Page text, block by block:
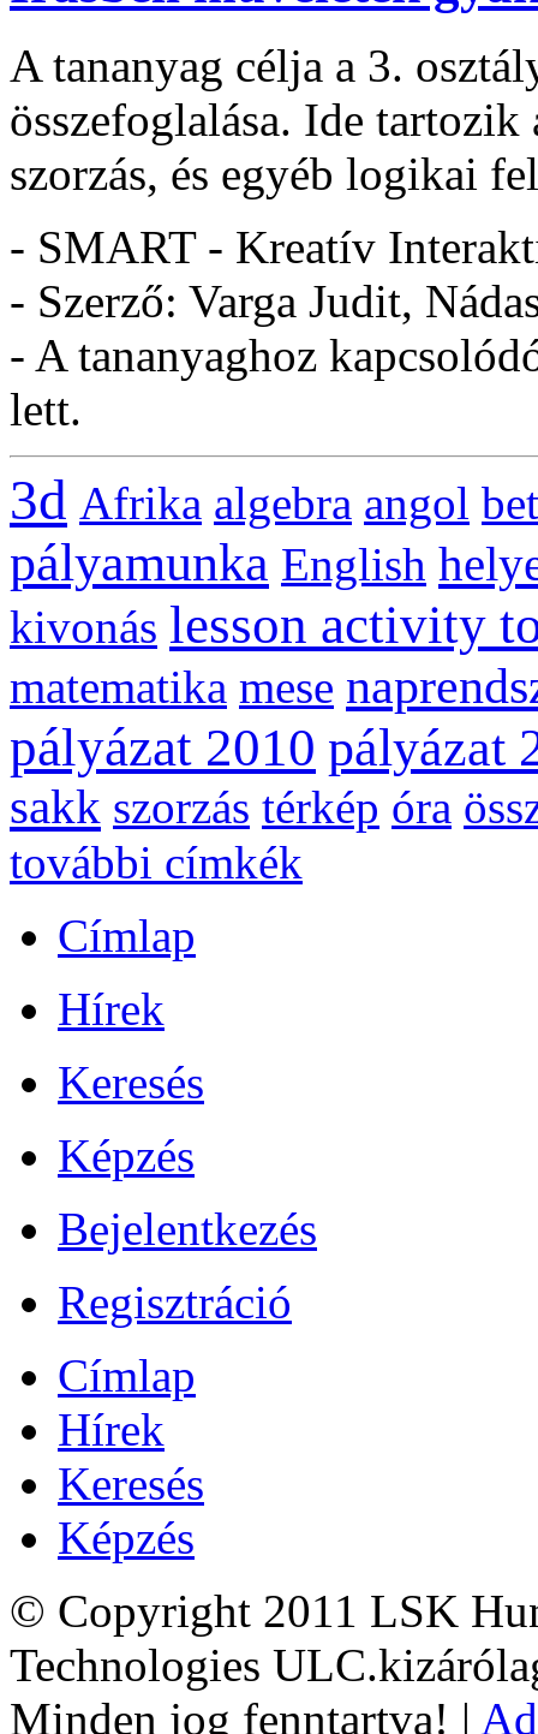
A tananyag célja a 3.
összefoglalása. Ide tartozik
szorzás, és egyéb logikai
- SMART - Kreatív
- Szerző: Varga Judit,
- A tananyaghoz
lett.
3d Afrika algebra angol
pályamunka English
kivonás lesson activity
matematika mese
pályázat 2010 pályázat
sakk szorzás térkép óra
további címkék
Címlap
Hírek
Keresés
Képzés
Bejelentkezés
Regisztráció
Címlap
Hírek
Keresés
Képzés
© Copyright 2011 LSK
Technologies
Minden jog fenntartva! |